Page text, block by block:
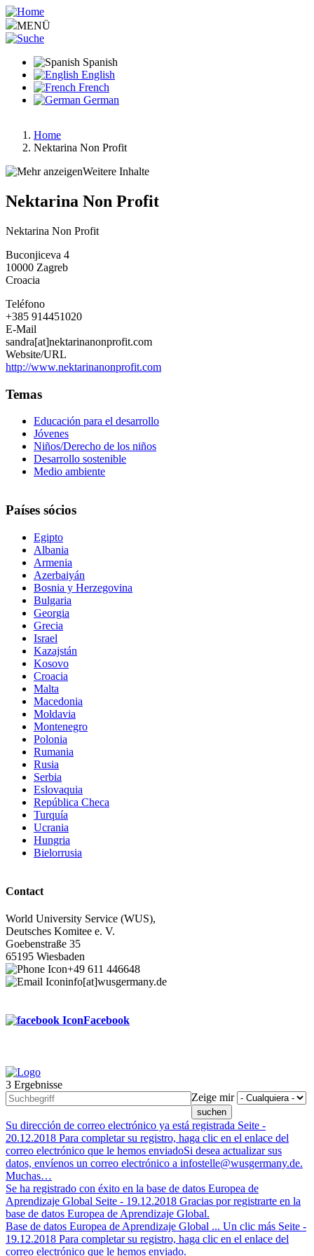
Pasar
al
contenido
MENÜ
Spanish
English
French
German
Ruta
de
Home
Nektarina Non Profit
Weitere Inhalte
Nektarina Non Profit
Nektarina Non Profit
Buconjiceva 4
10000 Zagreb
Croacia
Teléfono
+385 914451020
E-Mail
sandra[at]nektarinanonprofit.com
Website/URL
http://www.nektarinanonprofit.com
Temas
Educación para el desarrollo
Jóvenes
Niños/Derecho de los niños
Desarrollo sostenible
Medio ambiente
Países sócios
Egipto
Albania
Armenia
Azerbaiyán
Bosnia y Herzegovina
Bulgaria
Georgia
Grecia
Israel
Kazajstán
Kosovo
Croacia
Malta
Macedonia
Moldavia
Montenegro
Polonia
Rumania
Rusia
Serbia
Eslovaquia
República Checa
Turquía
Ucrania
Hungria
Bielorrusia
Contact
World University Service (WUS),
Deutsches Komitee e. V.
Goebenstraße 35
65195 Wiesbaden
+49 611 446648
info[at]wusgermany.de
Facebook
Footer
menu
3 Ergebnisse
Zeige mir
Su dirección de correo electrónico ya está registrada Seite -
20.12.2018 Para completar su registro, haga clic en el enlace del
correo electrónico que le hemos enviadoSi desea actualizar sus
datos, envíenos un correo electrónico a infostelle@wusgermany.de.
Muchas…
Se ha registrado con éxito en la base de datos Europea de
Aprendizaje Global Seite - 19.12.2018 Gracias por registrarte en la
base de datos Europea de Aprendizaje Global.
Base de datos Europea de Aprendizaje Global ... Un clic más Seite -
19.12.2018 Para completar su registro, haga clic en el enlace del
correo electrónico que le hemos enviado.